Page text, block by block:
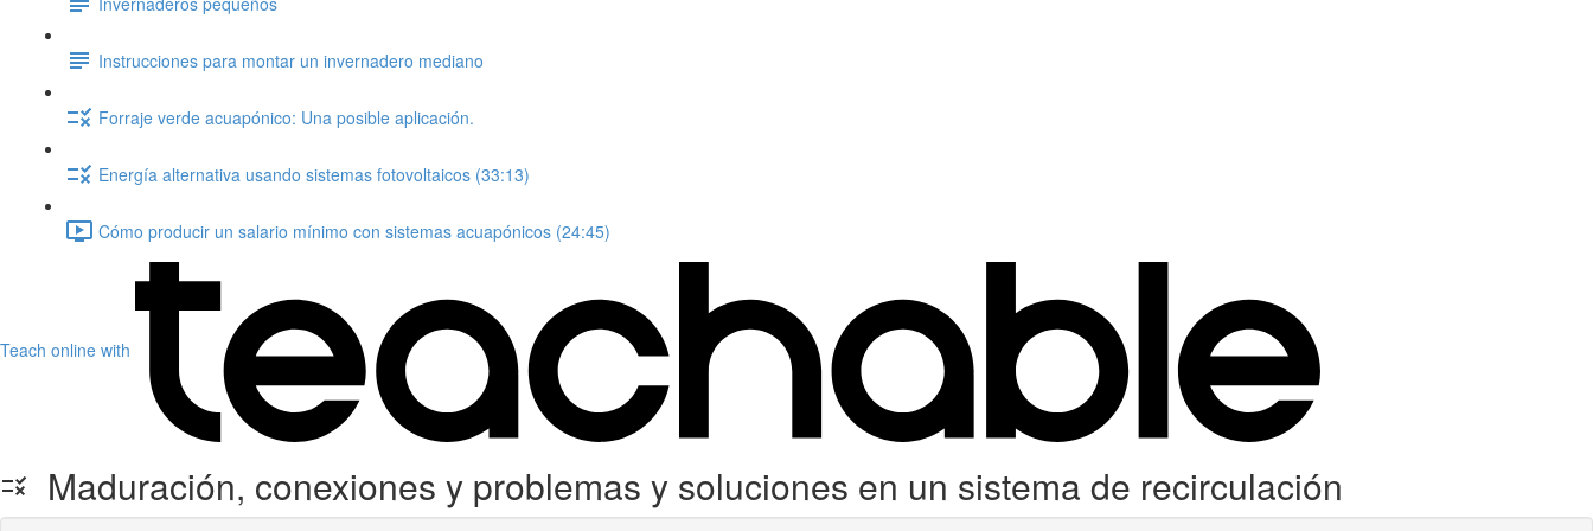
Instrucciones para montar un invernadero mediano
Forraje verde acuapónico: Una posible aplicación.
Energía alternativa usando sistemas fotovoltaicos (33:13)
Cómo producir un salario mínimo con sistemas acuapónicos (24:45)
Teach online with
Maduración, conexiones y problemas y soluciones en un sistema de recirculación